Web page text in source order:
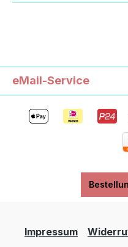
eMail-Service
Impressum